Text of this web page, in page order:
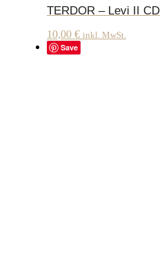
TERDOR – Levi II CD
10,00 € inkl. MwSt.
Save